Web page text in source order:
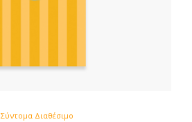
Σύντομα Διαθέσιμο